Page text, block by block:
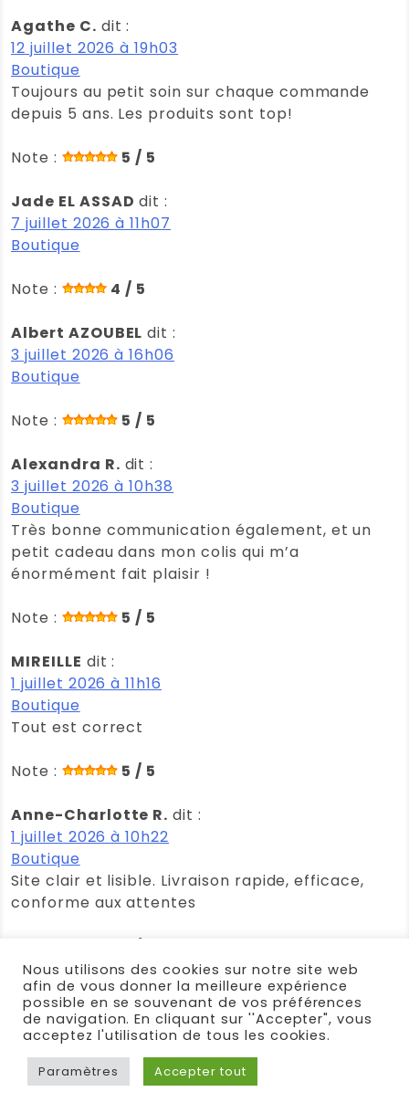
Agathe C. dit :
12 juillet 2026 à 19h03
Boutique
Toujours au petit soin sur chaque commande
depuis 5 ans. Les produits sont top!
Note : 5 / 5
Jade EL ASSAD dit :
7 juillet 2026 à 11h07
Boutique
Note : 4 / 5
Albert AZOUBEL dit :
3 juillet 2026 à 16h06
Boutique
Note : 5 / 5
Alexandra R. dit :
3 juillet 2026 à 10h38
Boutique
Très bonne communication également, et un
petit cadeau dans mon colis qui m’a
énormément fait plaisir !
Note : 5 / 5
MIREILLE dit :
1 juillet 2026 à 11h16
Boutique
Tout est correct
Note : 5 / 5
Anne-Charlotte R. dit :
1 juillet 2026 à 10h22
Boutique
Site clair et lisible. Livraison rapide, efficace,
conforme aux attentes
Anonyme dit :
30 juin 2026 à 9h56
Boutique
Note : 5 / 5
Nous utilisons des cookies sur notre site web
afin de vous donner la meilleure expérience
possible en se souvenant de vos préférences
de navigation. En cliquant sur ''Accepter", vous
acceptez l'utilisation de tous les cookies.
Paramètres Accepter tout